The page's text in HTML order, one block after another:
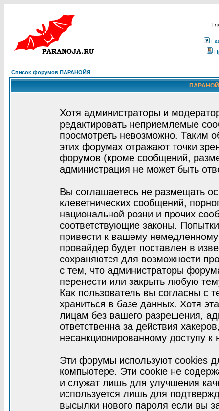
Список форумов ПАРАНОЙЯ
Хотя администраторы и
редактировать неприемлемые
просмотреть невозможно. Таким
этих форумах отражают точки
форумов (кроме сообщений,
администрация не может быть
Вы соглашаетесь не размещать
клеветнических сообщений,
национальной розни и прочих
соответствующие законы.
привести к вашему
провайдер будет поставлен в
сохраняются для возможности
с тем, что администраторы
перенести или закрыть любую
Как пользователь вы согласны с
храниться в базе данных. Хотя
лицам без вашего разрешения,
ответственна за действия
несанкционированному доступу к
Эти форумы используют cookies
компьютере. Эти cookie не
и служат лишь для улучшения
используется лишь для
высылки нового пароля если вы